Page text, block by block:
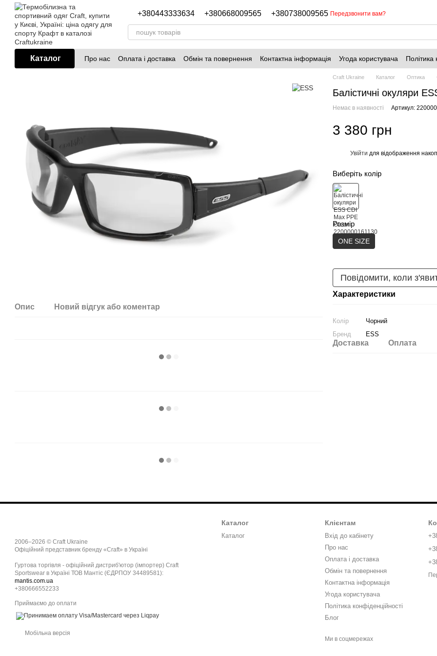
Перейти до основного контенту
+380443333634 +380668009565 +380738009565 Передзвонити вам?
Каталог Про нас Оплата і доставка Обмін та повернення Контактна інформація Угода користувача Політика
Опис Новий відгук або коментар
Craft Ukraine Каталог Оптика
Балістичні окуляри
Немає в наявності Артикул:
3 380 грн
Увійти для відображення
Виберіть колір
Розмір
ONE SIZE
Повідомити, коли
Характеристики
Колір
Чорний
Бренд
ESS
Доставка Оплата
2006–2026 © Craft Ukraine
Офіційний представник бренду «Craft» в Україні
Гуртова торгівля - офіційний дистриб'ютор (імпортер) Craft
Sportswear в Україні ТОВ Мантіс (ЄДРПОУ 34489581):
mantis.com.ua
+380666552233
Приймаємо до оплати
Мобільна версія
Каталог
Каталог
Клієнтам
Вхід до кабінету
Про нас
Оплата і доставка
Обмін та повернення
Контактна інформація
Угода користувача
Політика конфіденційності
Блог
Ми в соцмережах